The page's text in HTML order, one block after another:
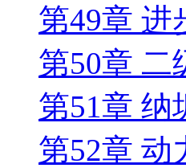
第49章 进
第50章 二
第51章 纳
第52章 动